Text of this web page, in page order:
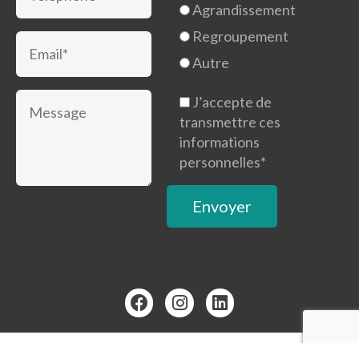
Agrandissement
Regroupement
Autre
J’accepte de
transmettre ces
informations
personnelles*